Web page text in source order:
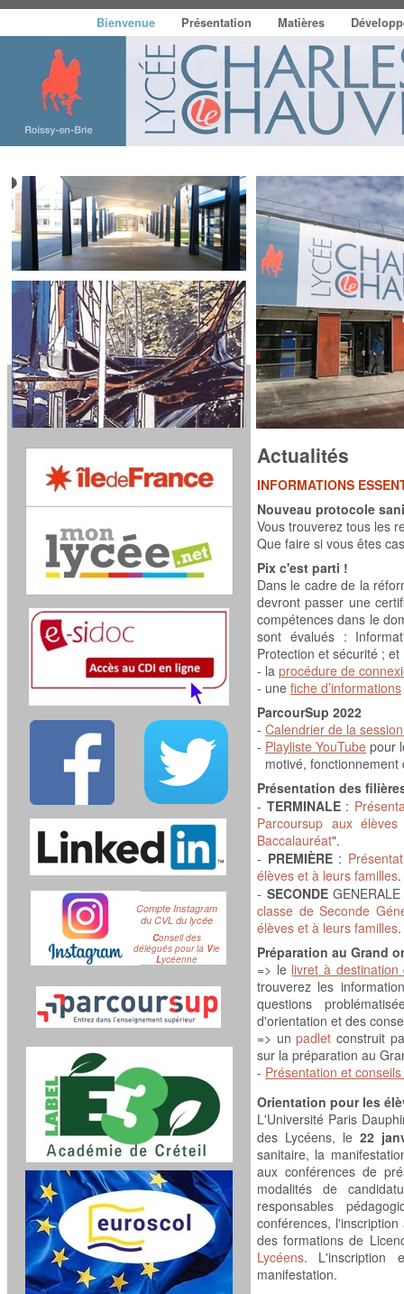
Bienvenue Présentation Matières
Présentation Matières Développement
INFORMATIONS
Nouveau protocole
Vous trouverez tous les
Que faire si vous êtes
Pix c'est parti !
Dans le cadre de la
devront passer une
compétences dans le
sont évalués :
Protection et sécurité ;
- la procédure de
- une fiche d’informations
ParcourSup 2022
- Calendrier de la
- Playliste YouTube pour
motivé,
Présentation des
- TERMINALE:
Parcoursup aux
Baccalauréat".
- PREMIÈRE:
élèves et à leurs familles.
- SECONDE
classe de Seconde
élèves et à leurs familles.
Préparation au Grand
=> le livret à destination
trouverez les
questions
d'orientation et des
=> unpadlet construit
sur la préparation au
- Présentation et
Orientation pour les
L'Université Paris
des Lycéens, le 22
sanitaire, la
aux conférences de
modalités de
responsables
conférences,
des formations de
Lycéens. L'inscription
manifestation.
Actualités
Compte Instagram
du CVL du lycée
Conseil des
délégués pour la Vie
Lycéenne